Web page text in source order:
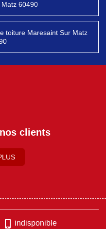
60490
toiture Maresaint Sur Matz
clients
indisponible